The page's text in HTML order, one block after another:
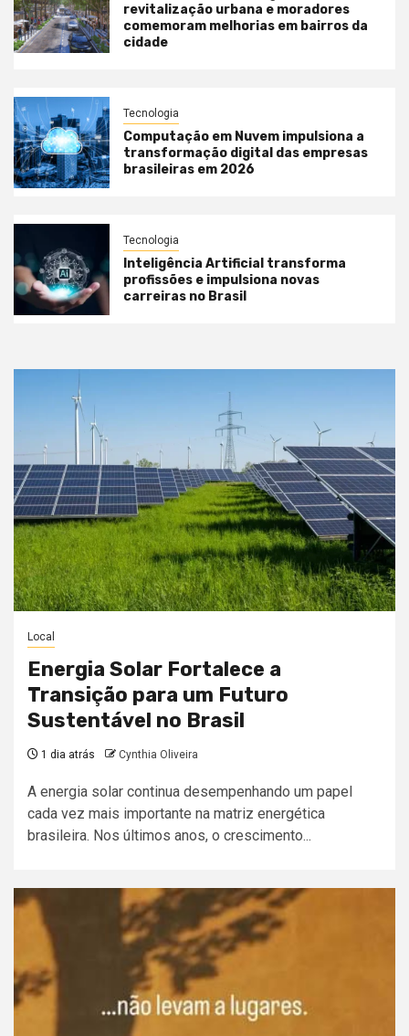
revitalização urbana e moradores
comemoram melhorias em bairros da
cidade
Tecnologia
Computação em Nuvem impulsiona a
transformação digital das empresas
brasileiras em 2026
Tecnologia
Inteligência Artificial transforma
profissões e impulsiona novas
carreiras no Brasil
Local
Energia Solar Fortalece a
Transição para um Futuro
Sustentável no Brasil
1 dia atrás Cynthia Oliveira
A energia solar continua desempenhando um papel
cada vez mais importante na matriz energética
brasileira. Nos últimos anos, o crescimento...